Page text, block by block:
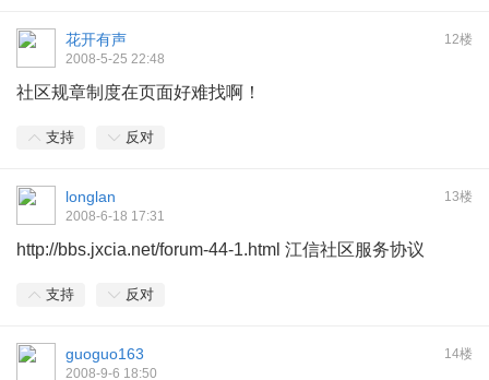
12楼
花开有声
2008-5-25 22:48
社区规章制度在页面好难找啊！
支持 反对
13楼
longlan
2008-6-18 17:31
http://bbs.jxcia.net/forum-44-1.html 江信社区服务协议
支持 反对
14楼
guoguo163
2008-9-6 18:50